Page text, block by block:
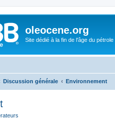
oleocene.org
Site dédié à la fin de l'âge du pétrole
Discussion générale Environnement